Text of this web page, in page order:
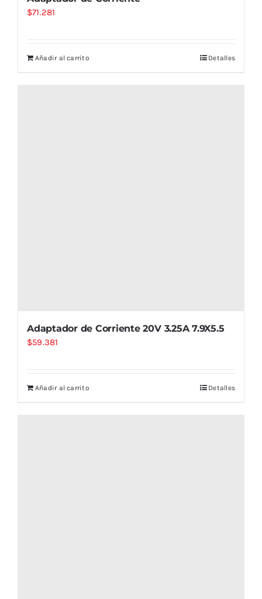
$71.281
Añadir al carrito Detalles
Adaptador de Corriente 20V 3.25A 7.9X5.5
$59.381
Añadir al carrito Detalles